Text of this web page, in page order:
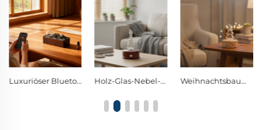
Holz-Glas-Nebel-Diffusor mit Ein-Knopf-Steuerung und warmem LED-Dekor-Nachtlicht Weihnachtsbaum-Glas-Nebel-Diffusor mit Ein-Knopf-Steuerung und warmem LED-Dekor-Nachtlicht Retro-Diffusor aus dunklem Holz und Glas mit wasserloser Zerstäubung und Ein-Knopf-Steuerung, aromatischer Diffusor mit warmer Ambientebeleuchtung